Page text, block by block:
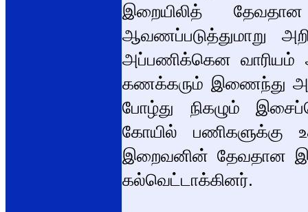
இறையிலித்
ஆவணப்படுத்துமாறு
அப்பணிக்கென வாரியம்
கணக்கரும் இணைந்து
போழ்து நிகழும்
கோயில் பணிகளுக்கு
இறைவனின் தேவதான
கல்வெட்டாக்கினர்.